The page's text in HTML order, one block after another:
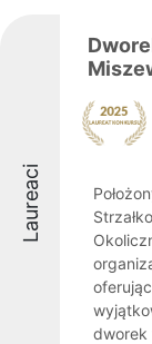
Laureaci
dworek